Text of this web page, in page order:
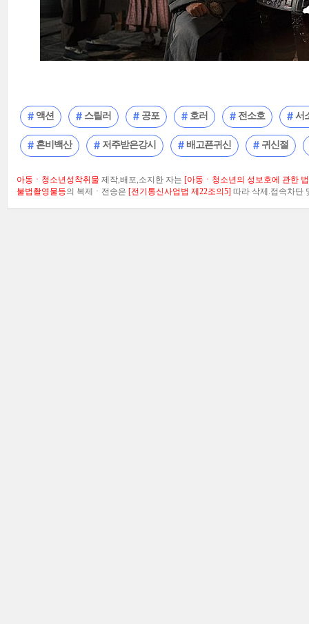
액션 스릴러 공포 호러 전소호 서
혼비백산 저주받은강시 배고픈귀신 귀신절
아동ㆍ청소년성착취물 제작,배포,소지한 자는 [아동ㆍ청소년의 성보호에 관한
불법촬영물등의 복제ㆍ전송은 [전기통신사업법 제22조의5] 따라 삭제.접속차단